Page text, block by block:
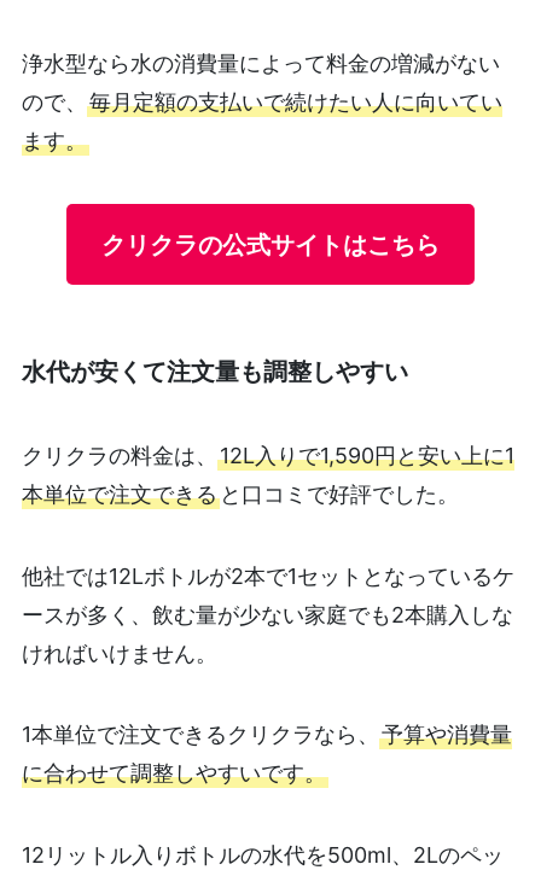
浄水型なら水の消費量によって料金の増減がない
ので、 毎月定額の支払いで続けたい人に向いてい
ます。
クリクラの公式サイトはこちら
水代が安くて注文量も調整しやすい
クリクラの料金は、 12L入りで1,590円と安い上に1
本単位で注文できると口コミで好評でした。
他社では12Lボトルが2本で1セットとなっているケ
ースが多く、飲む量が少ない家庭でも2本購入しな
ければいけません。
1本単位で注文できるクリクラなら、 予算や消費量
に合わせて調整しやすいです。
12リットル入りボトルの水代を500ml、2Lのペッ